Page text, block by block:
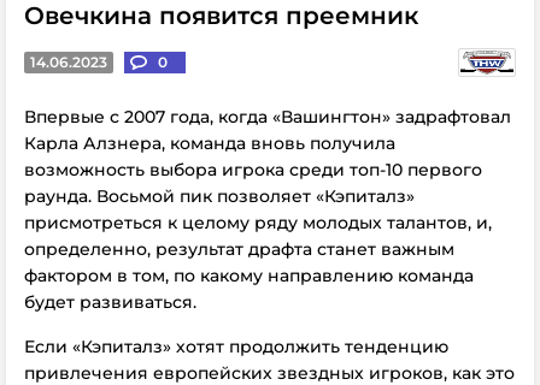
Овечкина появится преемник
14.06.2023 0
Впервые с 2007 года, когда «Вашингтон» задрафтовал
Карла Алзнера, команда вновь получила
возможность выбора игрока среди топ-10 первого
раунда. Восьмой пик позволяет «Кэпиталз»
присмотреться к целому ряду молодых талантов, и,
определенно, результат драфта станет важным
фактором в том, по какому направлению команда
будет развиваться.
Если «Кэпиталз» хотят продолжить тенденцию
привлечения европейских звездных игроков, как это